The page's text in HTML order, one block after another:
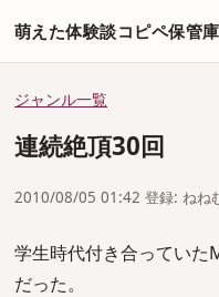
萌えた体験談コピペ保管庫
ジャンル一覧
連続絶頂30回
2010/08/05 01:42 登録: ねね
学生時代付き合っていた
だった。